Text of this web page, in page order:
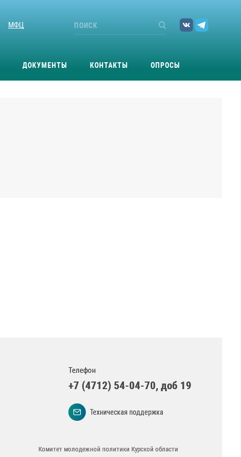
МФЦ
ДОКУМЕНТЫ КОНТАКТЫ ОПРОСЫ
Телефон
+7 (4712) 54-04-70, доб 19
Техническая поддержка
Комитет молодежной политики Курской области